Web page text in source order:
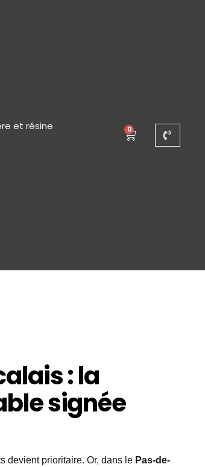
et résine
0
: la
signée
devient prioritaire. Or, dans le Pas-de-